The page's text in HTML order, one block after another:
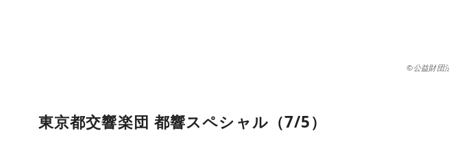
©公益財団
東京都交響楽団 都響スペシャル（7/5）